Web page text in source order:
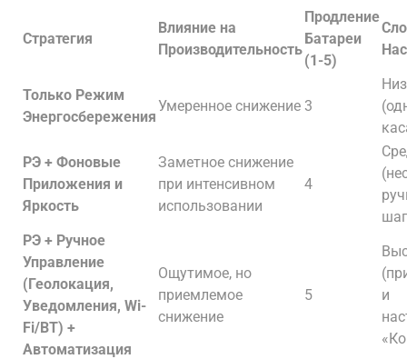
Стратегия
Влияние на
Производительность
Продление
Батареи
(1-5)
Только Режим
Энергосбережения
Умеренное снижение 3
РЭ + Фоновые
Приложения и
Яркость
Заметное снижение
при интенсивном
использовании
4
РЭ + Ручное
Управление
(Геолокация,
Уведомления, Wi-
Fi/BT) +
Автоматизация
Ощутимое, но
приемлемое
снижение
5
и